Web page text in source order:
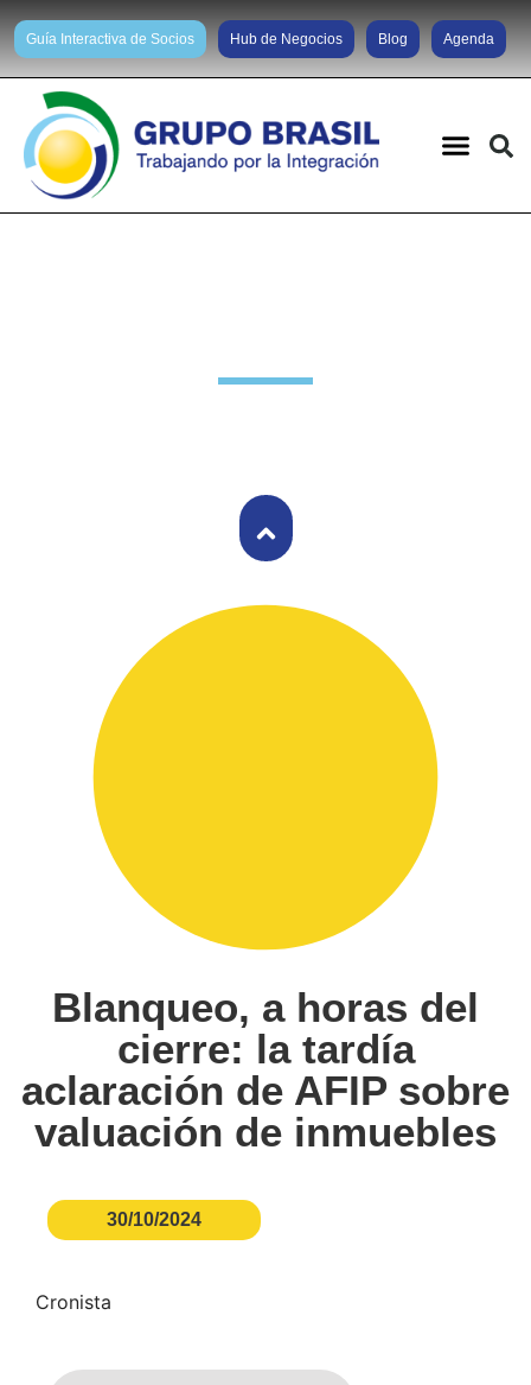
Guía Interactiva de Socios Hub de Negocios Blog Agenda
Blanqueo, a horas del
cierre: la tardía
aclaración de AFIP sobre
valuación de inmuebles
30/10/2024
Cronista